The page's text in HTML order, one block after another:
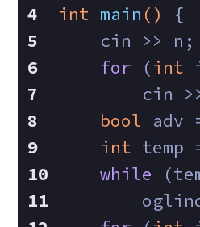
int main ()
{
    cin >> n;
for (int
cin
bool adv
int temp
while